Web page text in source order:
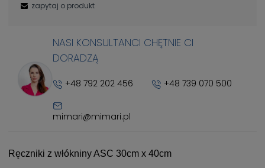
zapytaj o produkt
NASI KONSULTANCI CHĘTNIE CI
DORADZĄ
+48 792 202 456 +48 739 070 500
mimari@mimari.pl
Ręczniki z włókniny ASC 30cm x 40cm